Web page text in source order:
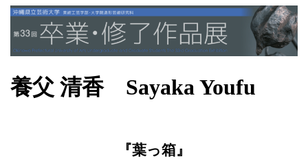
養父 清香 Sayaka Youfu
『葉っ箱』